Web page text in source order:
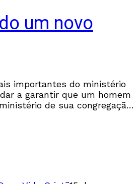
um novo
importantes do ministério
a garantir que um homem
de sua congregação.